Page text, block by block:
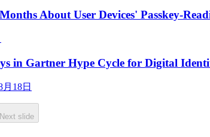
About User Devices' Passkey-
in Gartner Hype Cycle for Digital
18日
Next slide